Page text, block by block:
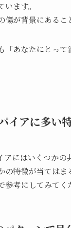
ます。
傷が背景にあるこ
「あなたにとっ
イアに多い
アにはいくつかの
の特徴が当ては
参考にしてみてく